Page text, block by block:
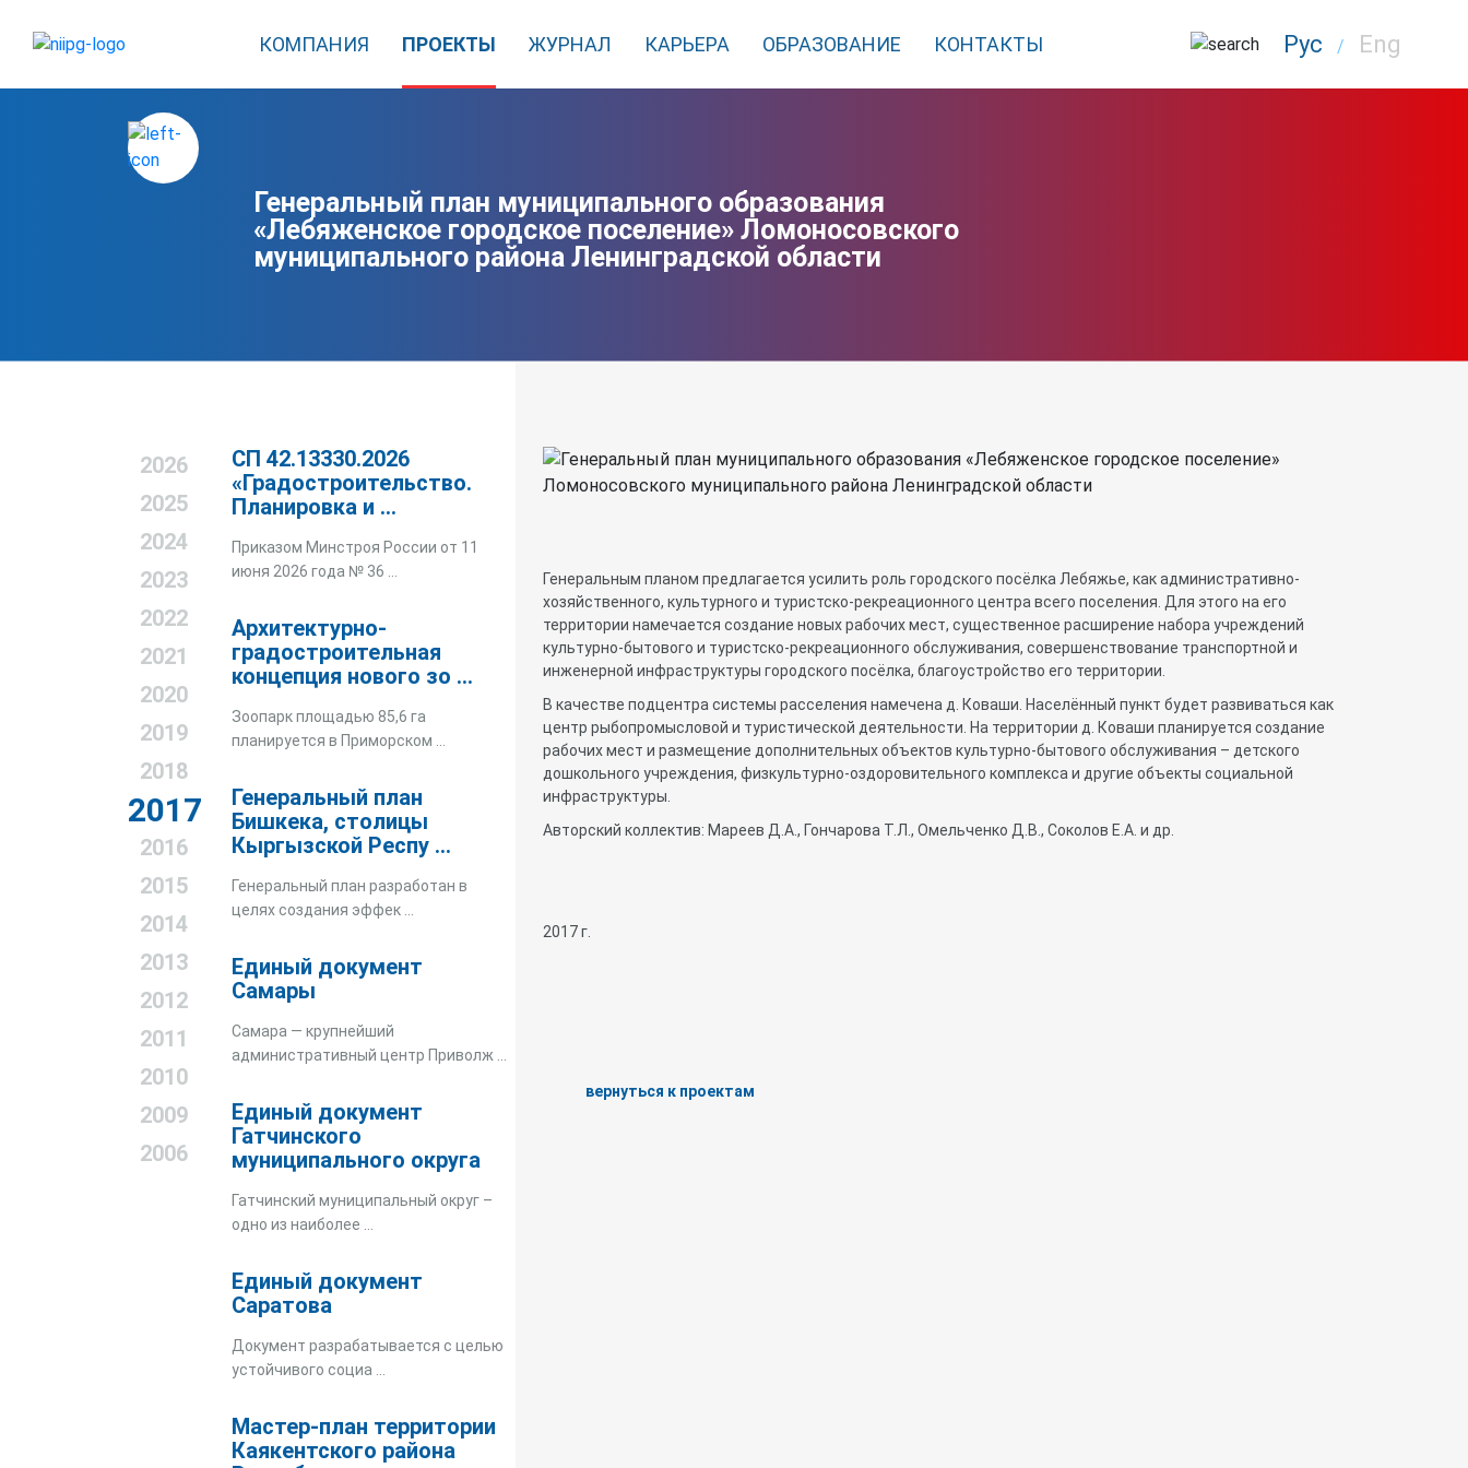
КОМПАНИЯ ПРОЕКТЫ ЖУРНАЛ КАРЬЕРА ОБРАЗОВАНИЕ КОНТАКТЫ Рус / Eng
Генеральный план муниципального образования
«Лебяженское городское поселение» Ломоносовского
муниципального района Ленинградской области
2026
2025
2024
2023
2022
2021
2020
2019
2018
2017
2016
2015
2014
2013
2012
2011
2010
2009
2006
СП 42.13330.2026
«Градостроительство.
Планировка и ...
Приказом Минстроя России от 11
июня 2026 года № 36 ...
Архитектурно-
градостроительная
концепция нового зо ...
Зоопарк площадью 85,6 га
планируется в Приморском ...
Генеральный план
Бишкека, столицы
Кыргызской Респу ...
Генеральный план разработан в
целях создания эффек ...
Единый документ
Самары
Самара — крупнейший
административный центр Приволж ...
Единый документ
Гатчинского
муниципального округа
Гатчинский муниципальный округ –
одно из наиболее ...
Единый документ
Саратова
Документ разрабатывается с целью
устойчивого социа ...
Мастер-план территории
Каякентского района
Генеральным планом предлагается усилить роль городского посёлка Лебяжье, как административно-
хозяйственного, культурного и туристско-рекреационного центра всего поселения. Для этого на его
территории намечается создание новых рабочих мест, существенное расширение набора учреждений
культурно-бытового и туристско-рекреационного обслуживания, совершенствование транспортной и
инженерной инфраструктуры городского посёлка, благоустройство его территории.
В качестве подцентра системы расселения намечена д. Коваши. Населённый пункт будет развиваться как
центр рыбопромысловой и туристической деятельности. На территории д. Коваши планируется создание
рабочих мест и размещение дополнительных объектов культурно-бытового обслуживания – детского
дошкольного учреждения, физкультурно-оздоровительного комплекса и другие объекты социальной
инфраструктуры.
Авторский коллектив: Мареев Д.А., Гончарова Т.Л., Омельченко Д.В., Соколов Е.А. и др.
2017 г.
вернуться к проектам